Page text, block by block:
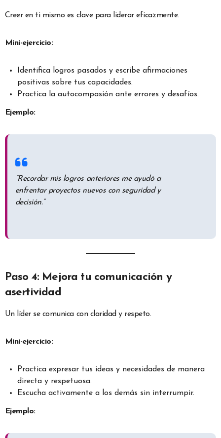
Creer en ti mismo es clave para liderar eficazmente.
Mini-ejercicio:
Identifica logros pasados y escribe afirmaciones
positivas sobre tus capacidades.
Practica la autocompasión ante errores y desafíos.
Ejemplo:
“Recordar mis logros anteriores me ayudó a
enfrentar proyectos nuevos con seguridad y
decisión.”
Paso 4: Mejora tu comunicación y
asertividad
Un líder se comunica con claridad y respeto.
Mini-ejercicio:
Practica expresar tus ideas y necesidades de manera
directa y respetuosa.
Escucha activamente a los demás sin interrumpir.
Ejemplo: